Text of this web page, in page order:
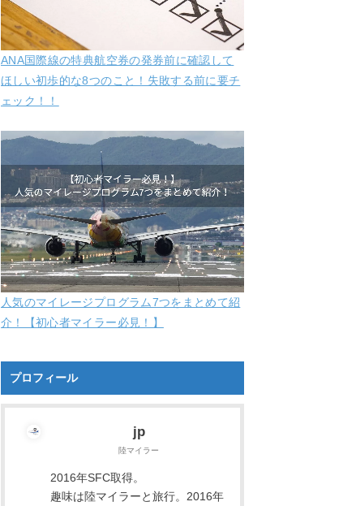
ANA国際線の特典航空券の発券前に確認して
ほしい初歩的な8つのこと！失敗する前に要チ
ェック！！
人気のマイレージプログラム7つをまとめて紹
介！【初心者マイラー必見！】
プロフィール
jp
陸マイラー
2016年SFC取得。
趣味は陸マイラーと旅行。2016年